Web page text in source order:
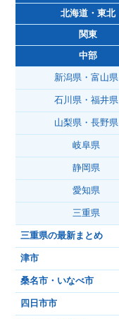
北海道・東北
関東
中部
新潟県・富山県
石川県・福井県
山梨県・長野県
岐阜県
静岡県
愛知県
三重県
三重県の最新まとめ
津市
桑名市・いなべ市
四日市市